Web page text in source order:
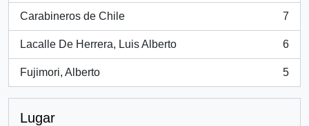
Carabineros de Chile
, 7 resultados
7
Lacalle De Herrera, Luis Alberto
, 6 resultados
6
Fujimori, Alberto
, 5 resultados
5
Lugar